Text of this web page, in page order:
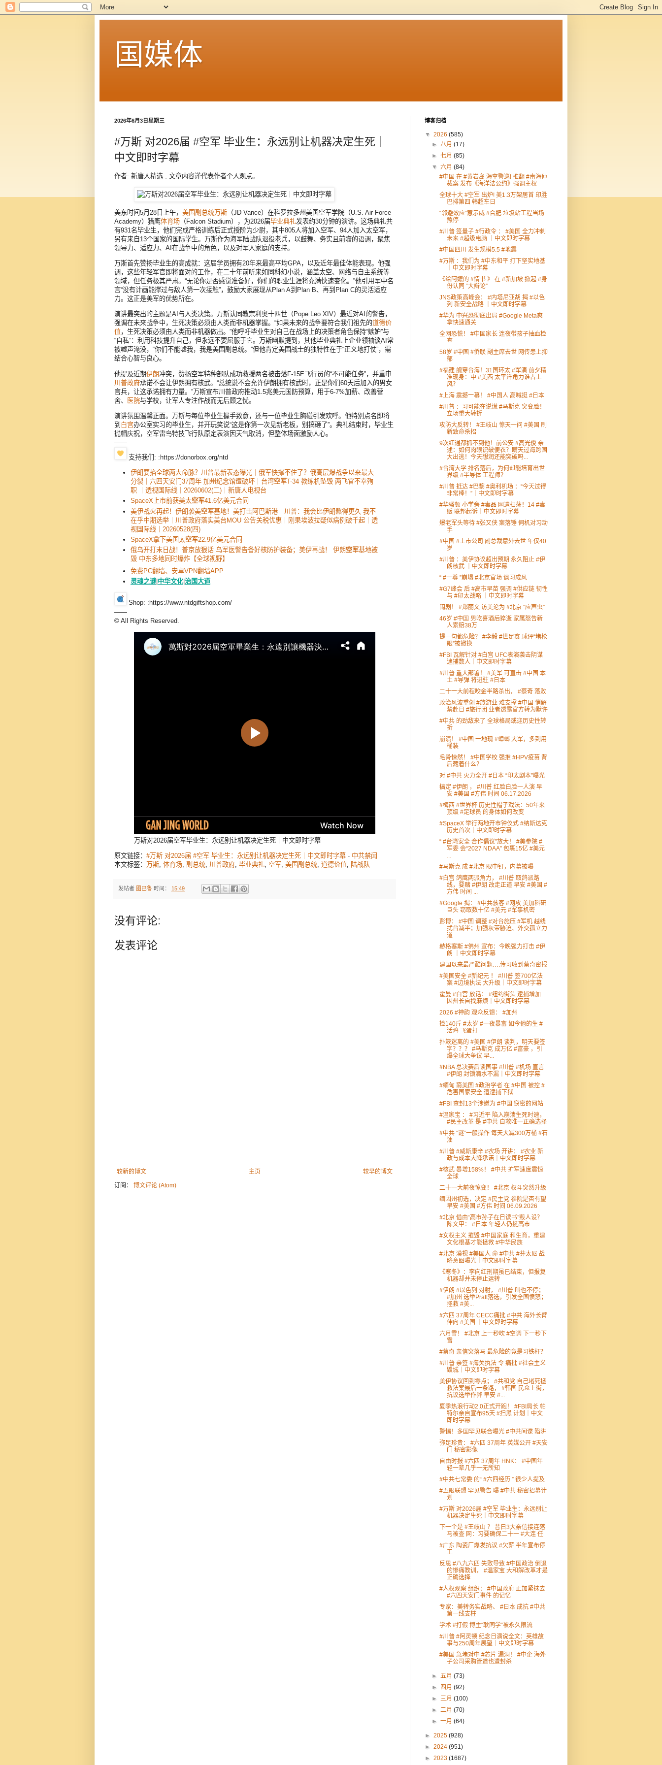
国媒体
2026年6月3日星期三
#万斯 对2026届 #空军 毕业生：永远别让机器决定生死｜
中文即时字幕
作者: 新唐人精选 , 文章内容谨代表作者个人观点。
美东时间5月28日上午， 美国 副总统万斯 （JD Vance）在科罗拉多州美国空军学院（U.S. Air Force
Academy）猎鹰体育场 （Falcon Stadium），为2026届毕业典礼发表约30分钟的演讲。这场典礼共
有931名毕业生，他们完成严格训练后正式授阶为少尉，其中805人将加入空军、94人加入太空军，
另有来自13个国家的国际学生。万斯作为海军陆战队退役老兵，以鼓舞、务实且前瞻的语调，聚焦
领导力、适应力、AI在战争中的角色，以及对军人家庭的支持。
万斯首先赞扬毕业生的高成就：这届学员拥有20年来最高平均GPA，以及近年最佳体能表现。他强
调，这些年轻军官即将面对的工作，在二十年前听来如同科幻小说，涵盖太空、网络与自主系统等
领域，但任务极其严肃。“无论你是否感觉准备好，你们的职业生涯将充满快速变化。”他引用军中名
言“没有计画能撑过与敌人第一次接触”，鼓励大家展现从Plan A到Plan B、再到Plan C的灵活适应
力。这正是美军的优势所在。
演讲最突出的主题是AI与人类决策。万斯认同教宗利奥十四世（Pope Leo XIV）最近对AI的警告，
强调在未来战争中，生死决策必须由人类而非机器掌握。“如果未来的战争要符合我们祖先的道德价
值，生死决策必须由人类而非机器做出。”他呼吁毕业生对自己在战场上的决策者角色保持“嫉妒”与
“自私”：利用科技提升自己，但永远不要屈服于它。万斯幽默提到，其他毕业典礼上企业领袖谈AI常
被嘘声淹没，“你们不能嘘我，我是美国副总统。”但他肯定美国战士的独特性在于“正义地打仗”，需
结合心智与良心。
他提及近期伊朗 冲突，赞扬空军特种部队成功救援两名被击落F-15E飞行员的“不可能任务”，并重申
川普政府承诺不会让伊朗拥有核武。“总统说不会允许伊朗拥有核武时，正是你们60天后加入的男女
官兵，让这承诺拥有力量。”万斯宣布川普政府推动1.5兆美元国防预算，用于6-7%加薪、改善营
舍、
医院与学校，让军人专注作战而无后顾之忧。
演讲氛围温馨正面。万斯与每位毕业生握手致意，还与一位毕业生胸碰引发欢呼。他特别点名即将
到 白宫办公室实习的毕业生，并开玩笑说“这是你第一次见新老板，别搞砸了”。典礼结束时，毕业生
抛帽庆祝，空军雷鸟特技飞行队原定表演因天气取消，但整体场面激励人心。
——
支持我们: :https://donorbox.org/ntd
伊朗要掐全球两大命脉？川普最新表态曝光｜俄军快撑不住了？俄高层爆战争以来最大
分裂｜六四天安门37周年 加州纪念馆遭破坏｜台湾空军T-34 教练机坠毁 两飞官不幸殉
职 ｜透视国际线｜20260602(二)｜新唐人电视台
SpaceX上市前获美太空军41.6亿美元合同
美伊战火再起！伊朗袭美空军基地！美打击阿巴斯港｜川普：我会比伊朗熬得更久 我不
在乎中期选举｜川普政府落实美台MOU 公告关税优惠｜刚果埃波拉疑似病例破千起｜透
视国际线｜20260528(四)
SpaceX拿下美国太空军22.9亿美元合同
俄乌开打末日战！普京放狠话 乌军医警告备好核防护装备；美伊再战！ 伊朗 空军基地被
毁 中东多地同时爆炸【全球视野】
免费PC翻墙、安卓VPN翻墙APP
灵魂之谜 中华文化|治国大道
Shop: :https://www.ntdgiftshop.com/
——
© All Rights Reserved.
万斯对2026届空军毕业生：永远别让机器决定生死｜中文即时字幕
原文链接： #万斯 对2026届 #空军 毕业生：永远别让机器决定生死｜中文即时字幕 - 中共禁闻
本文标签：
万斯, 体育场, 副总统, 川普政府, 毕业典礼, 空军, 美国副总统, 道德价值, 陆战队
发帖者 图巴鲁 时间： 15:49
没有评论:
发表评论
较新的博文 较早的博文
主页
订阅： 博文评论 (Atom)
博客归档
▼ 2026 (585)
►八月(17)
►七月(85)
▼六月(84)
#中国 在 #黄岩岛 海空警巡! 推翻 #南海仲
裁案 发布《海洋法公约》强调主权
全球十大 #空军 出炉! 美1.3万架居首 印胜
巴排第四 韩超车日
“邻避效应”惹示威 #合肥 垃圾站工程当场
煞停
#川普 签量子 #行政令 ： #美国 全力冲刺
未来 #超级电脑 ｜中文即时字幕
#中国四川 发生规模5.5 #地震
#万斯 ：我们为 #中东和平 打下坚实地基
｜中文即时字幕
《给阿嬷的 #情书 》 在 #新加坡 掀起 #身
份认同 “大辩论”
JNS政策高峰会： #内塔尼亚胡 揭 #以色
列 新安全战略 ｜中文即时字幕
#华为 中兴恐彻底出局 #Google Meta爽
拿快速通关
全网恐慌！ #中国家长 连夜带孩子抽血检
查
58岁 #中国 #侨联 副主席去世 网传患上抑
郁
#福建 舰穿台海！31国环太 #军演 前夕精
准现身：中 #美西 太平洋角力谁占上
风？
#上海 震撼一幕！ #中国人 高喊挺 #日本
#川普 ：习可能在说谎 #马斯克 突变脸！
立场重大转折
攻防大反转！ #王岐山 惊天一问 #美国 刷
新致命杀招
9次红通都抓不到他！前公安 #高光俊 亲
述：如何肉眼识破便衣？瞒天过海跨国
大出逃！今天想润还能突破吗...
#台湾大学 排名落后，为何却能培育出世
界级 #半导体 工程师？
#川普 抵达 #巴黎 #奥利机场 ：“今天过得
非常棒！”｜中文即时字幕
#华盛顿 小学旁 #毒品 网遭扫荡！14 #毒
贩 联邦起诉｜中文即时字幕
爆老军头等待 #张又侠 案落锤 伺机对习动
手
#中国 #上市公司 副总裁意外去世 年仅40
岁
#川普 ：美伊协议超出预期 永久阻止 #伊
朗核武 ｜中文即时字幕
“ #一尊 ”崩塌 #北京官场 讽习成风
#G7峰会 后 #高市早苗 强调 #供应链 韧性
与 #印太战略 ｜中文即时字幕
闹剧！ #郑丽文 访美沦为 #北京 “应声虫”
46岁 #中国 男吃喜酒后猝逝 家属怒告新
人索赔38万
提一句都危险？ #李毅 #世足赛 球评“堵枪
眼”被撤换
#FBI 瓦解针对 #白宫 UFC表演袭击阴谋
逮捕数人｜中文即时字幕
#川普 重大部署！ #美军 可直击 #中国 本
土 #导弹 将进驻 #日本
二十一大前程咬金半路杀出， #蔡奇 落败
政治风波重创 #旅游业 难支撑 #中国 悄解
禁赴日 #旅行团 业者透露官方转为默许
#中共 的劲敌来了 全球格局或迎历史性转
折
崩溃！ #中国 一地现 #蟑螂 大军，多到用
桶装
毛骨悚然！ #中国学校 强推 #HPV疫苗 背
后藏着什么？
对 #中共 火力全开 #日本 “印太剧本”曝光
搞定 #伊朗 ， #川普 红脸白脸一人演 早
安 #美国 #方伟 时间 06.17.2026
#梅西 #世界杯 历史性帽子戏法：50年来
顶级 #足球员 的身体如何改变
#SpaceX 举行两地开市钟仪式 #纳斯达克
历史首次｜中文即时字幕
“ #台湾安全 合作倡议”放大！ #美参院 #
军委 会“2027 NDAA” 包裹15亿 #美元
...
#马斯克 成 #北京 眼中钉，内幕被曝
#白宫 鸽鹰两派角力， #川普 取鸽派路
线，要赌 #伊朗 改走正道 早安 #美国 #
方伟 时间 ...
#Google 揭： #中共骇客 #网攻 美加科研
巨头 窃取数十亿 #美元 #军事机密
彭博： #中国 调整 #对台施压 #军机 越线
扰台减半；加强灰带胁迫、外交孤立力
道
赫格塞斯 #佛州 宣布：今晚强力打击 #伊
朗 ｜中文即时字幕
建国以来最严酷问题….传习收到蔡奇密报
#美国安全 #新纪元 ！ #川普 签700亿法
案 #边境执法 大升级｜中文即时字幕
霍曼 #白宫 放话： #纽约街头 逮捕增加
因州长自找麻烦｜中文即时字幕
2026 #神韵 观众反馈： #加州
捡140斤 #太岁 #一夜暴富 如今他的生 #
活鸡 飞蛋打
扑簌迷离的 #美国 #伊朗 谈判，明天要签
字？？？ #马斯克 成万亿 #富豪 ，引
爆全球大争议 早...
#NBA 总决赛后谈国事 #川普 #机场 直言
#伊朗 封锁滴水不漏｜中文即时字幕
#缅甸 裔美国 #政治学者 在 #中国 被控 #
危害国家安全 遭逮捕下狱
#FBI 查封13个涉嫌为 #中国 窃密的网站
#温家宝 ： #习近平 陷入崩溃生死时速，
#民主改革 是 #中共 自救唯一正确选择
#中共 “谜”一般操作 每天大减300万桶 #石
油
#川普 #威斯康辛 #农场 开讲： #农业 新
政与成本大降承诺｜中文即时字幕
#核武 暴增158%！ #中共 扩军速度震惊
全球
二十一大前夜惊变！ #北京 权斗突然升级
缅因州初选，决定 #民主党 参院是否有望
早安 #美国 #方伟 时间 06.09.2026
#北京 借由“高市孙子在日读书”毁人设？
陈文甲： #日本 年轻人仍挺高市
#女权主义 摧毁 #中国家庭 和生育，重建
文化根基才能拯救 #中华民族
#北京 漠视 #美国人 命 #中共 #芬太尼 战
略意图曝光｜中文即时字幕
《寒冬》：李向红刑期虽已结束，但报复
机器却并未停止运转
#伊朗 #以色列 对射， #川普 叫也不停；
#加州 选举Pratt落选，引发全国愤怒；
拯救 #美...
#六四 37周年 CECC痛批 #中共 海外长臂
伸向 #美国 ｜中文即时字幕
六月雪！ #北京 上一秒吹 #空调 下一秒下
雪
#蔡奇 亲信突落马 最危险的竟是习铁杆？
#川普 亲签 #海关执法 令 痛批 #社会主义
毁城｜中文即时字幕
美伊协议回到零点； #共和党 自己堵死拯
救法案最后一条路， #韩国 民众上街，
抗议选举作弊 早安 #...
夏季热浪行动2.0正式开跑！ #FBI局长 帕
特尔亲自宣布95天 #扫黑 计划｜中文
即时字幕
警惕！多国罕见联合曝光 #中共间谍 陷阱
弥足珍贵： #六四 37周年 英媒公开 #天安
门 秘密影像
自由时报 #六四 37周年 HNK： #中国年
轻一辈几乎一无所知
#中共七常委 的“ #六四经历 ” 很少人提及
#五眼联盟 罕见警告 曝 #中共 秘密招募计
划
#万斯 对2026届 #空军 毕业生：永远别让
机器决定生死｜中文即时字幕
下一个是 #王岐山 ？ 昔日3大亲信接连落
马被查 网：习要确保二十一 #大连 任
#广东 陶瓷厂爆发抗议 #欠薪 半年宣布停
工
反思 #八九六四 失败导致 #中国政治 倒退
的惨痛教训， #温家宝 大和解改革才是
正确选择
#人权观察 组织： #中国政府 正加紧抹去
#六四天安门事件 的记忆
专家：美转务实战略、 #日本 成抗 #中共
第一线支柱
学术 #打假 博主“耿同学”被永久限流
#川普 #阿灵顿 纪念日演说全文：英雄故
事与250周年展望｜中文即时字幕
#美国 急堵对中 #芯片 漏洞！ #中企 海外
子公司采购管道也遭封杀
►五月(73)
►
四月(92)
►三月(100)
►二月(70)
►一月(64)
► 2025 (928)
► 2024 (951)
► 2023 (1687)